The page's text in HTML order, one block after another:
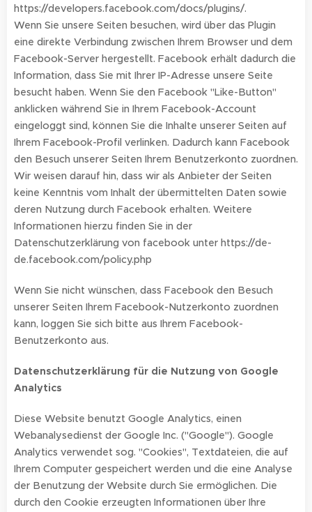
https://developers.facebook.com/docs/plugins/.
Wenn Sie unsere Seiten besuchen, wird über das Plugin
eine direkte Verbindung zwischen Ihrem Browser und dem
Facebook-Server hergestellt. Facebook erhält dadurch die
Information, dass Sie mit Ihrer IP-Adresse unsere Seite
besucht haben. Wenn Sie den Facebook "Like-Button"
anklicken während Sie in Ihrem Facebook-Account
eingeloggt sind, können Sie die Inhalte unserer Seiten auf
Ihrem Facebook-Profil verlinken. Dadurch kann Facebook
den Besuch unserer Seiten Ihrem Benutzerkonto zuordnen.
Wir weisen darauf hin, dass wir als Anbieter der Seiten
keine Kenntnis vom Inhalt der übermittelten Daten sowie
deren Nutzung durch Facebook erhalten. Weitere
Informationen hierzu finden Sie in der
Datenschutzerklärung von facebook unter https://de-
de.facebook.com/policy.php
Wenn Sie nicht wünschen, dass Facebook den Besuch
unserer Seiten Ihrem Facebook-Nutzerkonto zuordnen
kann, loggen Sie sich bitte aus Ihrem Facebook-
Benutzerkonto aus.
Datenschutzerklärung für die Nutzung von Google
Analytics
Diese Website benutzt Google Analytics, einen
Webanalysedienst der Google Inc. ("Google"). Google
Analytics verwendet sog. "Cookies", Textdateien, die auf
Ihrem Computer gespeichert werden und die eine Analyse
der Benutzung der Website durch Sie ermöglichen. Die
durch den Cookie erzeugten Informationen über Ihre